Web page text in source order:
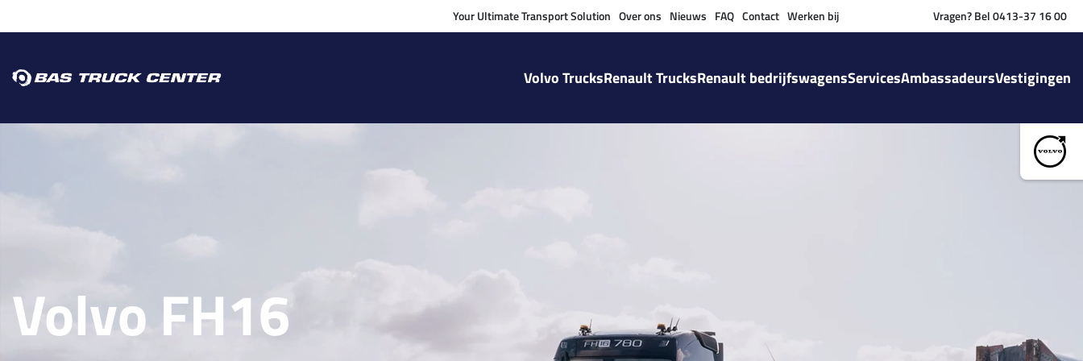
Vragen? Bel 0413-37 16 00
Your Ultimate Transport Solution Over ons Nieuws FAQ Contact Werken bij
Volvo TrucksRenault TrucksRenault bedrijfswagensServicesAmbassadeursVestigingen
Volvo FH16